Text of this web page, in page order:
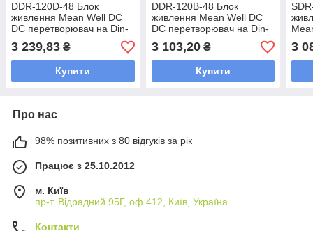
DDR-120D-48 Блок
живлення Mean Well DC
DC перетворювач на Din-
рейку вхід 67.2 ~ 154VDC,
вихід 48 в, 2,5A
3 239,83 ₴
Купити
DDR-120B-48 Блок
живлення Mean Well DC
DC перетворювач на Din-
рейку вхід 16.8 ~ 33.6VDC,
вихід 48в, 2,5A
3 103,20₴
Купити
А
3
Про нас
98% позитивних з 80 відгуків за рік
Працює з 25.10.2012
м. Київ
пр-т. Відрадний 95Г, оф.412, Київ, Україна
Контакти